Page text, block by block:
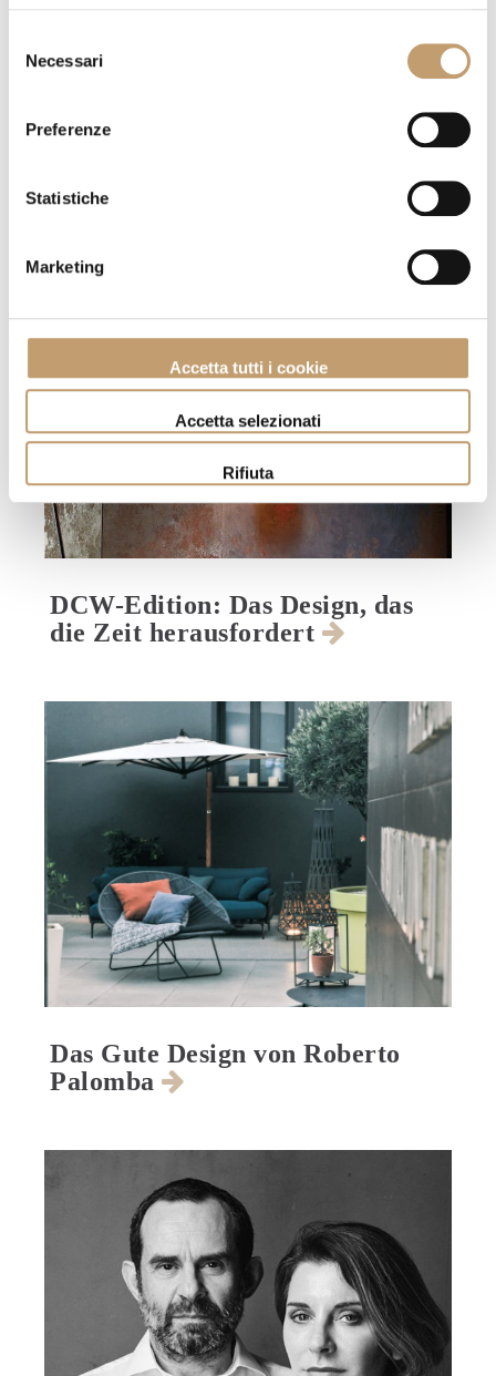
delNecessari
Preferenze
Statistiche
Marketing
Accetta tutti i cookie
Accetta selezionati
Rifiuta
Groundpiece von Flexform:
DCW-Edition: Das Design, das
die Zeit herausfordert
Das Gute Design von Roberto
Palomba